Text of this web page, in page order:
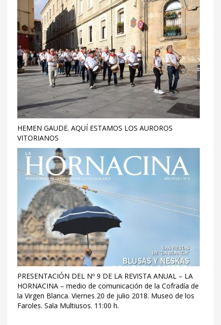
HEMEN GAUDE. AQUÍ ESTAMOS LOS AUROROS
VITORIANOS
PRESENTACIÓN DEL Nº 9 DE LA REVISTA ANUAL – LA
HORNACINA – medio de comunicación de la Cofradía de
la Virgen Blanca. Viernes 20 de julio 2018. Museo de los
Faroles. Sala Multiusos. 11:00 h.